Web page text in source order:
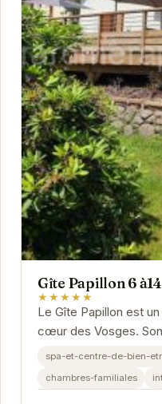
Gîte Papillon 6
★★★★★
Le Gîte Papillon est
cœur des Vosges.
ses équipements de
spa-et-centre-de-bien-
chambres-familiales